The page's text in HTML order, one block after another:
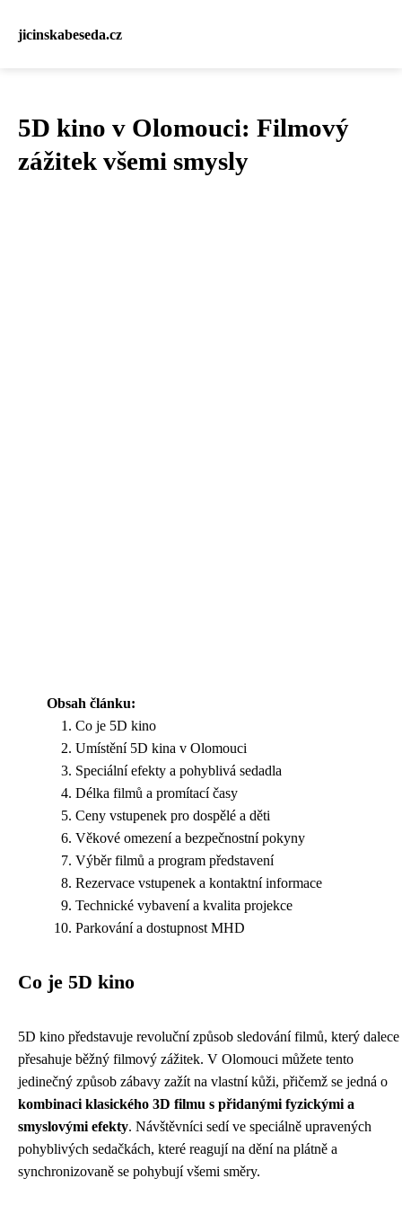
jicinskabeseda.cz
5D kino v Olomouci: Filmový
zážitek všemi smysly
Obsah článku:
Co je 5D kino
Umístění 5D kina v Olomouci
Speciální efekty a pohyblivá sedadla
Délka filmů a promítací časy
Ceny vstupenek pro dospělé a děti
Věkové omezení a bezpečnostní pokyny
Výběr filmů a program představení
Rezervace vstupenek a kontaktní informace
Technické vybavení a kvalita projekce
Parkování a dostupnost MHD
Co je 5D kino
5D kino představuje revoluční způsob sledování filmů, který dalece
přesahuje běžný filmový zážitek. V Olomouci můžete tento
jedinečný způsob zábavy zažít na vlastní kůži, přičemž se jedná o
kombinaci klasického 3D filmu s přidanými fyzickými a
smyslovými efekty. Návštěvníci sedí ve speciálně upravených
pohyblivých sedačkách, které reagují na dění na plátně a
synchronizovaně se pohybují všemi směry.